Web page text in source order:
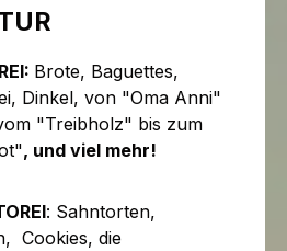
Brote, Baguettes,
Dinkel, von "Oma Anni"
"Treibholz" bis zum
, und viel mehr!
: Sahntorten,
Cookies, die